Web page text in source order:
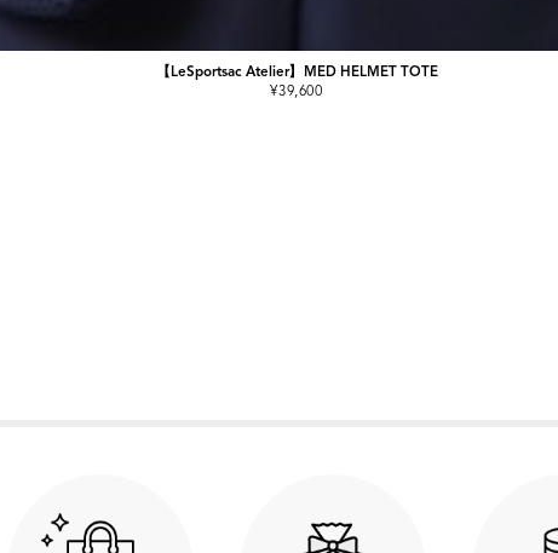
【LeSportsac Atelier】MED HELMET TOTE
¥39,600